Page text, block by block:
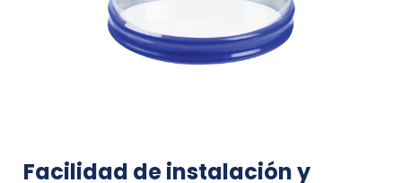
Facilidad de instalación y